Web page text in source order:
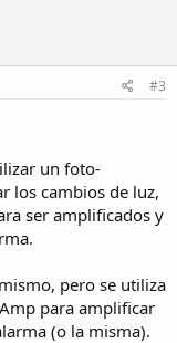
#3
un foto-
los cambios de luz,
ser amplificados y
pero se utiliza
para amplificar
(o la misma).